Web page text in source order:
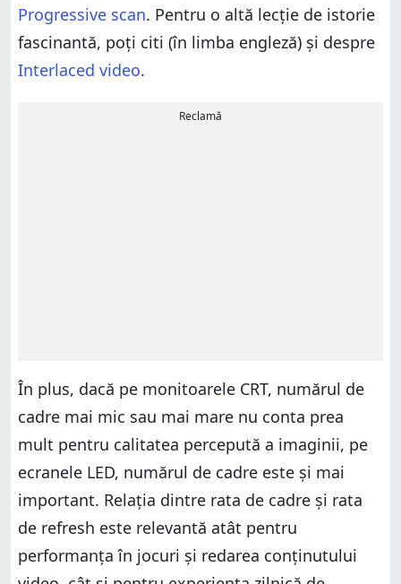
Progressive scan. Pentru o altă lecție de istorie
fascinantă, poți citi (în limba engleză) și despre
Interlaced video.
Reclamă
În plus, dacă pe monitoarele CRT, numărul de
cadre mai mic sau mai mare nu conta prea
mult pentru calitatea percepută a imaginii, pe
ecranele LED, numărul de cadre este și mai
important. Relația dintre rata de cadre și rata
de refresh este relevantă atât pentru
performanța în jocuri și redarea conținutului